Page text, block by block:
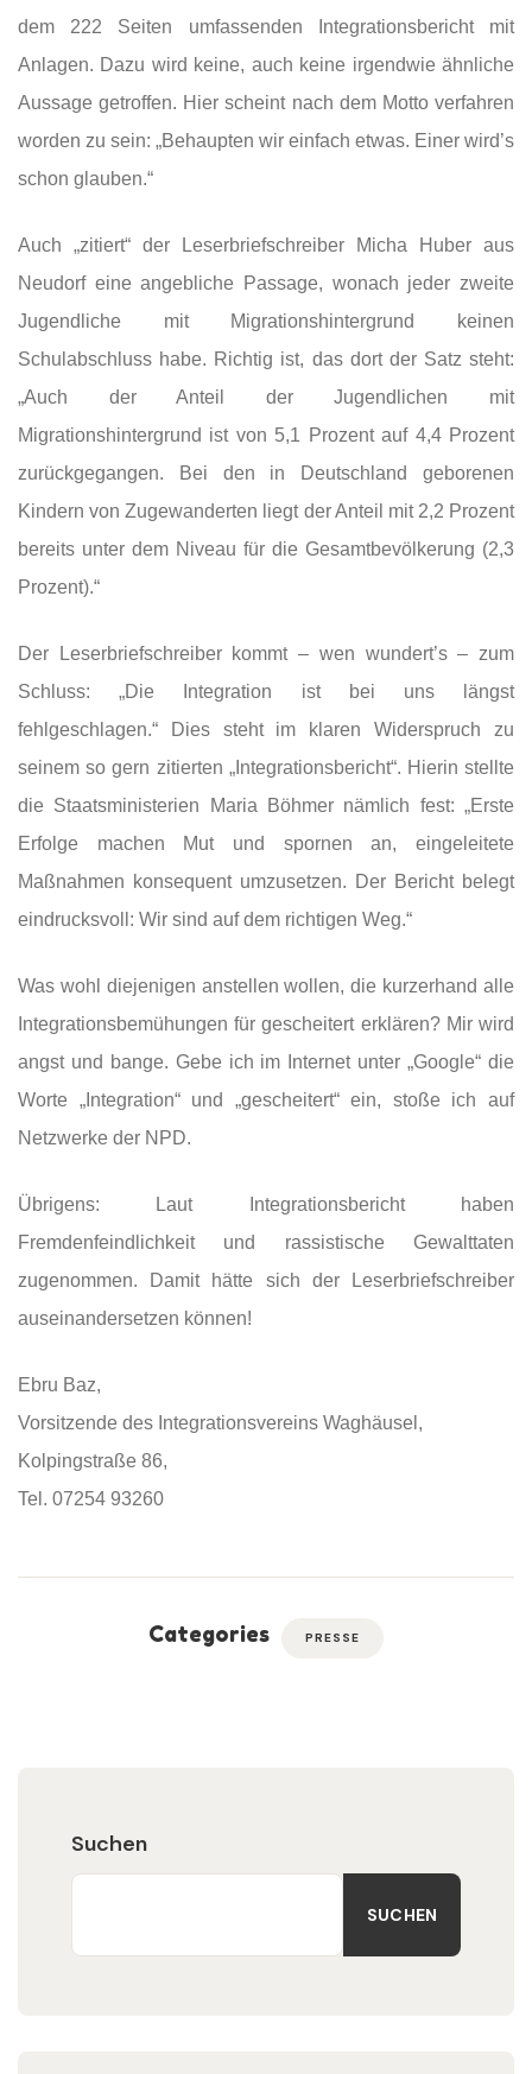
dem 222 Seiten umfassenden Integrationsbericht mit
Anlagen. Dazu wird keine, auch keine irgendwie ähnliche
Aussage getroffen. Hier scheint nach dem Motto verfahren
worden zu sein: „Behaupten wir einfach etwas. Einer wird’s
schon glauben.“
Auch „zitiert“ der Leserbriefschreiber Micha Huber aus
Neudorf eine angebliche Passage, wonach jeder zweite
Jugendliche mit Migrationshintergrund keinen
Schulabschluss habe. Richtig ist, das dort der Satz steht:
„Auch der Anteil der Jugendlichen mit
Migrationshintergrund ist von 5,1 Prozent auf 4,4 Prozent
zurückgegangen. Bei den in Deutschland geborenen
Kindern von Zugewanderten liegt der Anteil mit 2,2 Prozent
bereits unter dem Niveau für die Gesamtbevölkerung (2,3
Prozent).“
Der Leserbriefschreiber kommt – wen wundert’s – zum
Schluss: „Die Integration ist bei uns längst
fehlgeschlagen.“ Dies steht im klaren Widerspruch zu
seinem so gern zitierten „Integrationsbericht“. Hierin stellte
die Staatsministerien Maria Böhmer nämlich fest: „Erste
Erfolge machen Mut und spornen an, eingeleitete
Maßnahmen konsequent umzusetzen. Der Bericht belegt
eindrucksvoll: Wir sind auf dem richtigen Weg.“
Was wohl diejenigen anstellen wollen, die kurzerhand alle
Integrationsbemühungen für gescheitert erklären? Mir wird
angst und bange. Gebe ich im Internet unter „Google“ die
Worte „Integration“ und „gescheitert“ ein, stoße ich auf
Netzwerke der NPD.
Übrigens: Laut Integrationsbericht haben
Fremdenfeindlichkeit und rassistische Gewalttaten
zugenommen. Damit hätte sich der Leserbriefschreiber
auseinandersetzen können!
Ebru Baz,
Vorsitzende des Integrationsvereins Waghäusel,
Kolpingstraße 86,
Tel. 07254 93260
Categories PRESSE
Suchen
SUCHEN